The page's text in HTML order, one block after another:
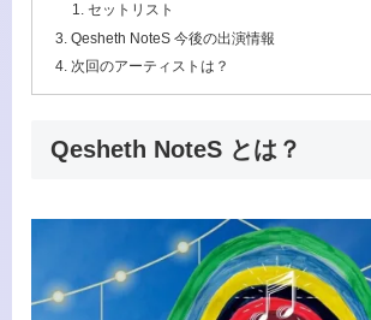
セットリスト
Qesheth NoteS 今後の出演情報
次回のアーティストは？
Qesheth NoteS とは？